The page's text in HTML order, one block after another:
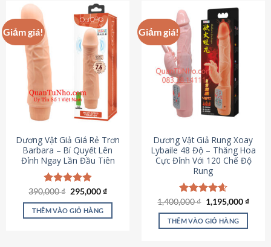
Giảm giá!
Dương Vật Giả Giá Rẻ Trơn
Barbara – Bí Quyết Lên
Đỉnh Ngay Lần Đầu Tiên
Được xếp
hạng4.90
5 sao
390,000₫ Giá
là:
390,000 ₫.
295,000₫Giá
tại
THÊM VÀO GIỎ HÀNG
Giảm giá!
Dương Vật Giả Rung Xoay
Lybaile 48 Độ – Thăng Hoa
Cực Đỉnh Với 120 Chế Độ
Rung
Được xếp
hạng4.62
5 sao
1,400,000₫ Giá
gốc
là:
1,400,000 ₫.
1,195,000₫Giá
THÊM VÀO GIỎ HÀNG